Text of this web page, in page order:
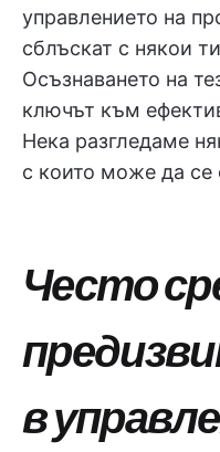
управлението на
сблъскат с някои
Осъзнаването на
ключът към
Нека разгледаме
с които може да се
Често
в